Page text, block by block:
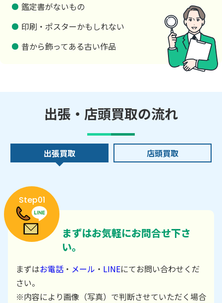
鑑定書がないもの
印刷・ポスターかもしれない
昔から飾ってある古い作品
出張・店頭買取の流れ
出張買取 店頭買取
Step01
まずはお気軽にお問合せ下さ
い。
まずはお電話 ・ メール ・ LINEにてお問い合わせくだ
さい。
※内容により画像（写真）で判断させていただく場合